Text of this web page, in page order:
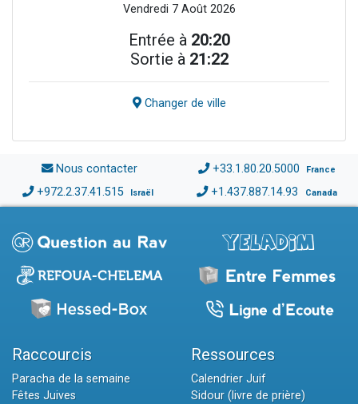
Vendredi 7 Août 2026
Entrée à 20:20
Sortie à 21:22
Changer de ville
Nous contacter +33.1.80.20.5000 France
+972.2.37.41.515 Israël +1.437.887.14.93 Canada
Raccourcis
Paracha de la semaine
Fêtes Juives
Ressources
Calendrier Juif
Sidour (livre de prière)